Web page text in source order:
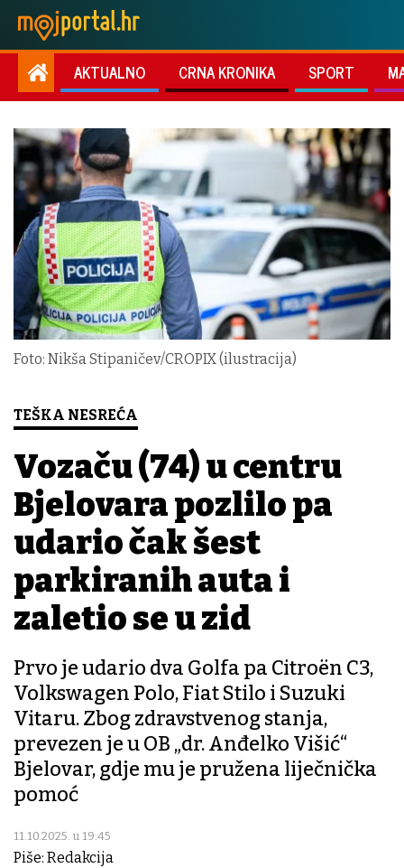
AKTUALNO CRNA KRONIKA SPORT
Foto: Nikša Stipaničev/CROPIX (ilustracija)
TEŠKA NESREĆA
Vozaču (74) u centru
Bjelovara pozlilo pa
udario čak šest
parkiranih auta i
zaletio se u zid
Prvo je udario dva Golfa pa Citroën C3,
Volkswagen Polo, Fiat Stilo i Suzuki
Vitaru. Zbog zdravstvenog stanja,
prevezen je u OB „dr. Anđelko Višić“
Bjelovar, gdje mu je pružena liječnička
pomoć
11.10.2025. u 19:45
Piše: Redakcija